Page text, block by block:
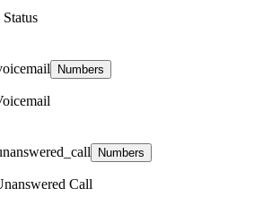
Numbers
Numbers
Call